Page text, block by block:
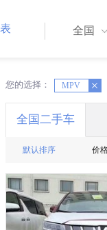
全国
您的选择： MPV
X X
全国二手车
默认排序 价